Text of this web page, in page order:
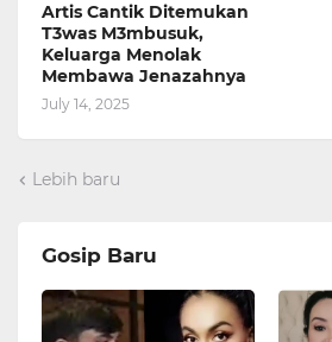
Artis Cantik Ditemukan
T3was M3mbusuk,
Keluarga Menolak
Membawa Jenazahnya
July 14, 2025
Lebih baru
Gosip Baru